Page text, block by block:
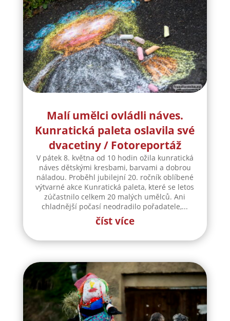
Malí umělci ovládli náves.
Kunratická paleta oslavila své
dvacetiny / Fotoreportáž
V pátek 8. května od 10 hodin ožila kunratická
náves dětskými kresbami, barvami a dobrou
náladou. Proběhl jubilejní 20. ročník oblíbené
výtvarné akce Kunratická paleta, které se letos
zúčastnilo celkem 20 malých umělců. Ani
chladnější počasí neodradilo pořadatele,...
číst více